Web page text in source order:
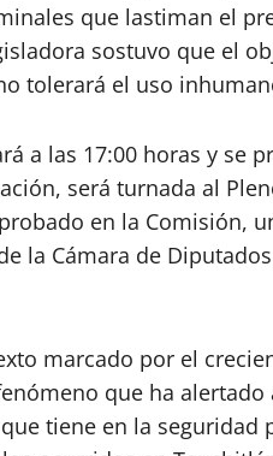
que lastiman el
sostuvo que el
tolerará el uso
a las 17:00 horas y se
será turnada al
en la Comisión,
la Cámara de
marcado por el
que ha
tiene en la seguridad